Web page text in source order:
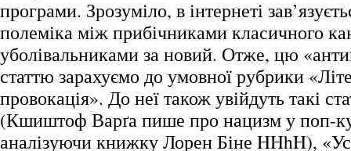
програми. Зрозуміло, в інтернеті
полеміка між прибічниками класичного
уболівальниками за новий. Отже, цю
статтю зарахуємо до умовної рубрики
провокація». До неї також увійдуть такі
(Кшиштоф Варґа пише про нацизм у поп-
аналізуючи книжку Лорен Біне HHhH),